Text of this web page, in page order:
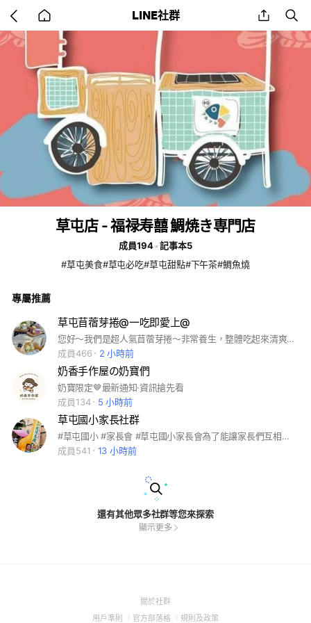
back
to
home
LINE社群 share
草屯店 - 福禄寿囍 鯛焼き専門店
成員194
記事本5
#草屯美食#草屯必吃#草屯甜點#下午茶#鯛魚燒
專屬推薦
草屯苜蓿芽捲@一吃即愛上@
您好～我們是超人氣苜蓿芽捲～非常養生，整體吃起來清爽開胃而且低負擔，加上蘋果🍎清脆的口感伴隨著芝麻粉與花生粉的香氣～讓人一口接一口
成員466
2 小時前
奶香手作屋の奶寶們
奶寶限定🤎最新通知·資訊搶先看
成員134
5 小時前
草屯國小家長社群
#草屯國小 #家長會 #草屯國小家長會為了能讓家長們互相交流與發表意見又可以不受到別人干擾特別成立群組給大家參與教育
成員541
13 小時前
還有其他眾多社群等您來探索
顯示更多
關於社群(Open
用戶準則 (Open
官方部落格 (Open
規則及政策(Open